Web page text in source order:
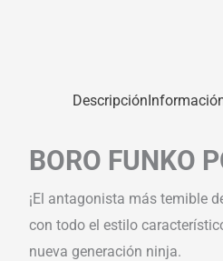
Descripción
BORO FUNKO
¡El antagonista más temible
con todo el estilo
nueva generación ninja.